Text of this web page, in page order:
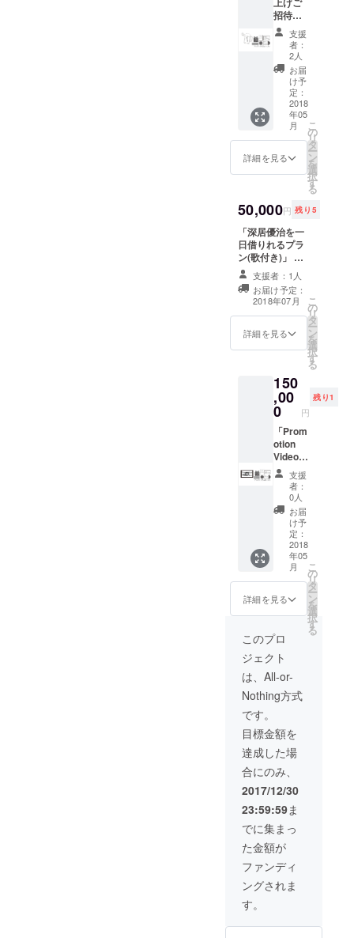
台公演
終了約
2ヶ月以
内に発
送させ
て頂き
ます。
詳細は
随時お
伝え致
しま
す。)
コト
ウ-」収
録 ◯
グッズ3
種 ◯
アート
ブック
of リク
ノコト
◯LIVE
演出映
像 原画
優治と
文通
「お返
事書き
ます」
◯クレ
ジット
名入れ
＜大＞
(LIVE
DVDの
2ヶ月以
内に発
送させ
ます。
詳細は
随時お
伝え致
しま
す。)
招待」
◯チ
ケット
◯ミニ
アルバ
ム「リ
クノコ
トウ」
(全7曲
予定)
◯LIVE
DVD「
深居優
vol.01-
リクノ
コト
ウ-」収
録 ◯
種 ◯
アート
ブック
of リク
ノコト
像 原画
ランダ
ム3枚
◯深居
優治と
死ぬま
で飲も
う！
LIVE後
打ち上
げご招
※
飲食代
金は含
まれま
す。交
通費は
ます。
ジット
名入れ
(LIVE
台公演
終了約
2ヶ月以
内に発
送させ
ます。
詳細は
随時お
伝え致
しま
す。)
支援
者：
2人
お届
け予
定：
2018
年05
月
詳細を見る
こ
の
リ
タ
ー
ン
を
選
択
す
る
50,000円 残り5
「深居優治を一
日借りれるプラ
ン(歌付き)」 深
居優治を1日お貸
しいたします。
良識の範囲内で
ご使用くださ
い。 ※一日拘束
にかかる交通
時は要相談。 ○
チケット ○クレ
ジット名入れ
支援者：1人
お届け予定：
2018年07月
詳細を見る
こ
の
リ
タ
ー
ン
を
選
択
す
る
150
,00
0 円
残り1
「Prom
otion
Video」
◯チ
ケット
◯ミニ
アルバ
ム「リ
クノコ
トウ」
(全7曲
予定)
◯LIVE
DVD「
深居優
企画
vol.01-
リクノ
コト
ウ-」収
録 ◯
アート
ブック
of リク
ノコト
ウ ◯西
村浩司
作、
15〜30
秒PV作
成
※
商用利
用可、
制作期
支援
者：
0人
お届
け予
定：
2018
年05
月
詳細を見る
こ
の
リ
タ
ー
ン
を
選
択
す
る
このプロ
ジェクト
は、All-or-
Nothing方式
です。
目標金額を
達成した場
合にのみ、
2017/12/30
23:59:59ま
でに集まっ
た金額が
ファンディ
ングされま
す。